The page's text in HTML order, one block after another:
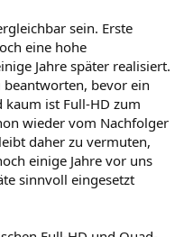
sein. Erste
eine hohe
Jahre später realisiert.
beantworten, bevor ein
kaum ist Full-HD zum
wieder vom Nachfolger
daher zu vermuten,
einige Jahre vor uns
sinnvoll eingesetzt